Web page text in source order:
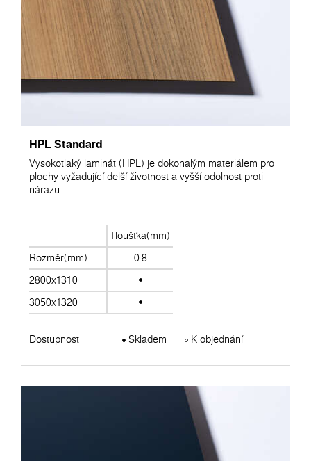
HPL Standard
Vysokotlaký laminát (HPL) je dokonalým materiálem pro
plochy vyžadující delší životnost a vyšší odolnost proti
nárazu.
Tloušťka(mm)
Rozměr(mm)
0.8
2800x1310
3050x1320
Dostupnost Skladem K objednání